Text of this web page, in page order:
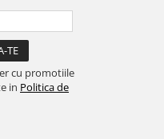
cu promotiile
in Politica de